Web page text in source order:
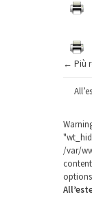
← Più
/var/